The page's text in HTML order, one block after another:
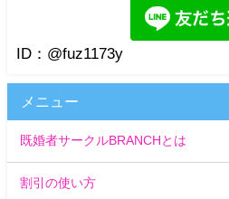
ID：@fuz1173y
メニュー
既婚者サークルBRANCHとは
割引の使い方